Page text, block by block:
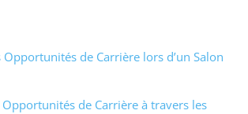
de Carrière lors d’un Salon
de Carrière à travers les